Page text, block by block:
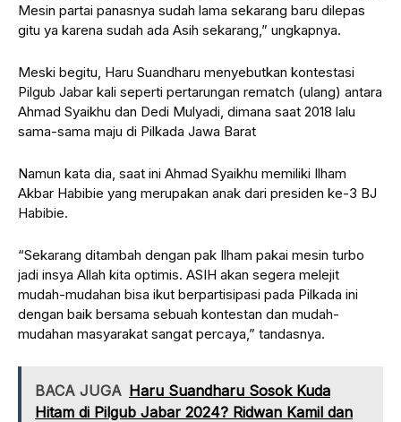
Mesin partai panasnya sudah lama sekarang baru dilepas
gitu ya karena sudah ada Asih sekarang,” ungkapnya.
Meski begitu, Haru Suandharu menyebutkan kontestasi
Pilgub Jabar kali seperti pertarungan rematch (ulang) antara
Ahmad Syaikhu dan Dedi Mulyadi, dimana saat 2018 lalu
sama-sama maju di Pilkada Jawa Barat
Namun kata dia, saat ini Ahmad Syaikhu memiliki Ilham
Akbar Habibie yang merupakan anak dari presiden ke-3 BJ
Habibie.
“Sekarang ditambah dengan pak Ilham pakai mesin turbo
jadi insya Allah kita optimis. ASIH akan segera melejit
mudah-mudahan bisa ikut berpartisipasi pada Pilkada ini
dengan baik bersama sebuah kontestan dan mudah-
mudahan masyarakat sangat percaya,” tandasnya.
BACA JUGA Haru Suandharu Sosok Kuda
Hitam di Pilgub Jabar 2024? Ridwan Kamil dan